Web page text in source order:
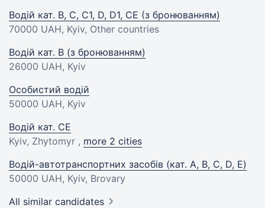
Водій кат. В, С, C1, D, D1, CE (з бронюванням)
70000 UAH, Kyiv, Other countries
Водій кат. В (з бронюванням)
26000 UAH, Kyiv
Особистий водій
50000 UAH, Kyiv
Водій кат. CE
Kyiv, Zhytomyr , more 2 cities
Водій-автотранспортних засобів (кат. A, B, C, D, E)
50000 UAH, Kyiv, Brovary
All similar candidates